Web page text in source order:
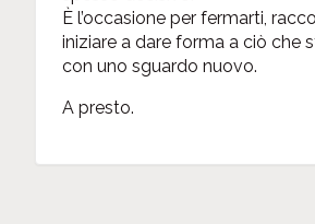
È l’occasione per fermarti,
iniziare a dare forma a ciò che
con uno sguardo nuovo.
A presto.